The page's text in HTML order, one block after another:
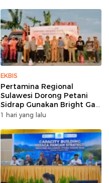
EKBIS
Pertamina Regional
Sulawesi Dorong Petani
Sidrap Gunakan Bright Gas
untuk Pompa Irigasi
1 hari yang lalu